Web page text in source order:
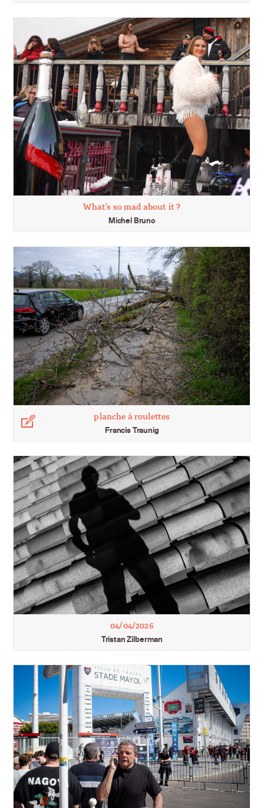
What’s so mad about it ?
Michel Bruno
planche à roulettes
Francis Traunig
04/04/2026
Tristan Zilberman